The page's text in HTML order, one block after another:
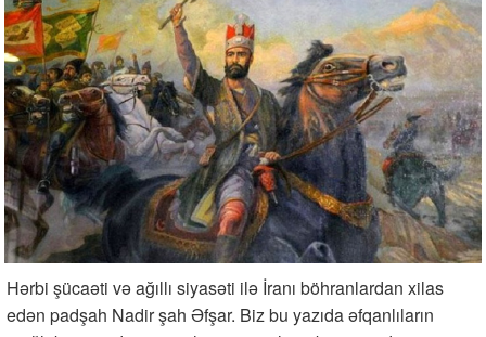
Hərbi şücaəti və ağıllı siyasəti ilə İranı böhranlardan xilas
edən padşah Nadir şah Əfşar. Biz bu yazıda əfqanlıların